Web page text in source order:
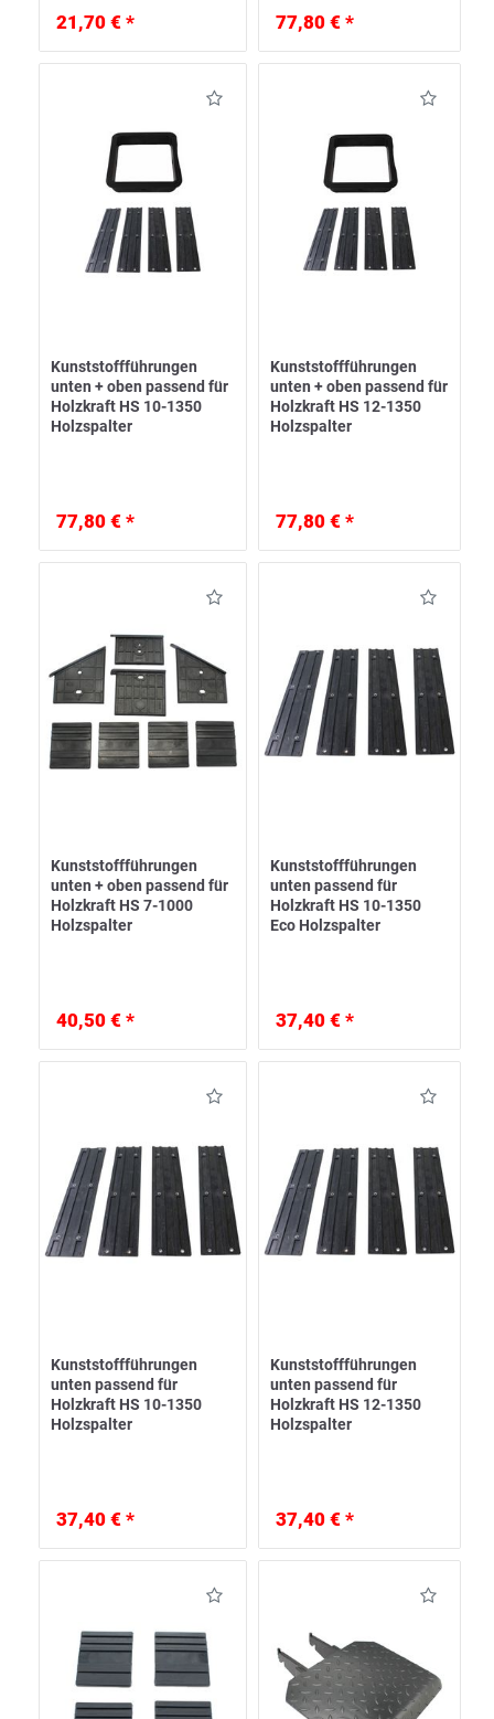
21,70 € * 77,80 € *
Kunststoffführungen
unten + oben passend für
Holzkraft HS 10-1350
Holzspalter
77,80 € *
Kunststoffführungen
unten + oben passend für
Holzkraft HS 12-1350
Holzspalter
77,80 € *
Kunststoffführungen
unten + oben passend für
Holzkraft HS 7-1000
Holzspalter
40,50 € *
Kunststoffführungen
unten passend für
Holzkraft HS 10-1350
Eco Holzspalter
37,40 € *
Kunststoffführungen
unten passend für
Holzkraft HS 10-1350
Holzspalter
37,40 € *
Kunststoffführungen
unten passend für
Holzkraft HS 12-1350
Holzspalter
37,40 € *